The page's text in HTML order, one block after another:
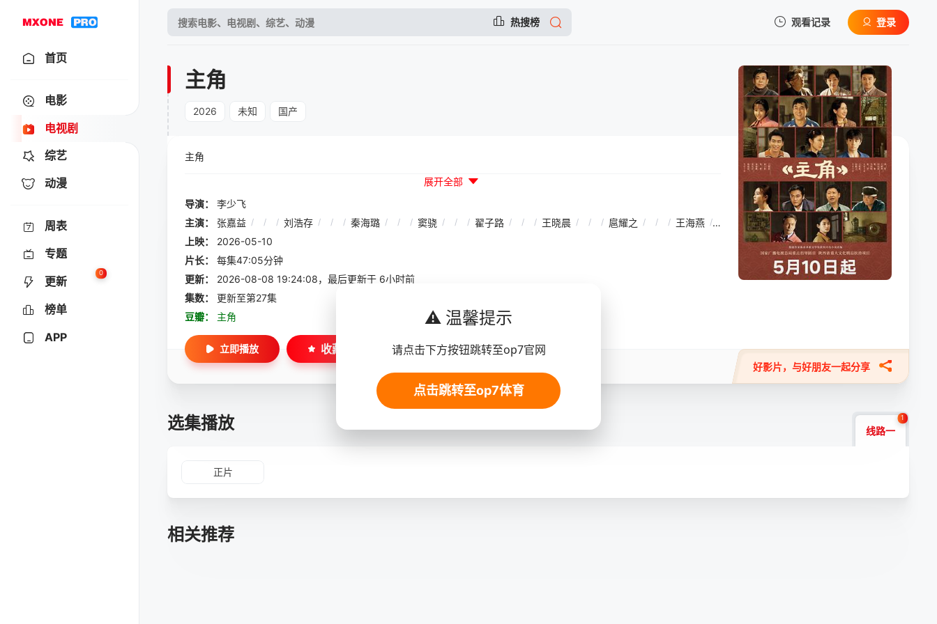
热搜榜 观看记录
暂无观看影片的记录
登录
首页
电影
电视剧
综艺
动漫
周表
专题
更新
0
榜单
APP
主角
2026 未知 国产
主角
展开全部
导演：
李少飞
主演：
张嘉益 / / / 刘浩存 / / / 秦海璐 / / / 窦骁 / / / 翟子路 / / / 王晓晨 / / / 扈耀之 / / / 王海燕 / 李泽锋 / 孙浩 / / / 姬他
上映：
2026-05-10
片长：
每集47:05分钟
更新：
2026-08-08 19:24:08，最后更新于 6小时前
集数：
更新至第27集
豆瓣：
主角
好影片，与好朋友一起分享
立即播放 收藏
选集播放 线路一
1
正片
相关推荐
⚠️ 温馨提示
请点击下方按钮跳转至op7官网
点击跳转至op7体育